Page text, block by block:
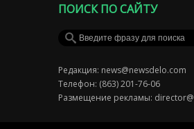
ПОИСК ПО САЙТУ
Редакция: news@newsdelo.com
Телефон: (863) 201-76-06
Размещение рекламы: